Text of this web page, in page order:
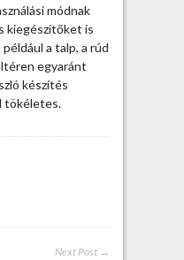
módnak
kiegészítőket is
a talp, a rúd
egyaránt
készítés
tökéletes.
Next Post →